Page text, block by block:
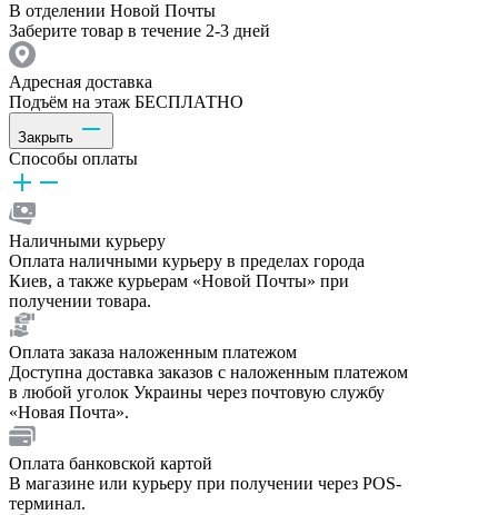
В отделении Новой Почты
Заберите товар в течение 2-3 дней
Адресная доставка
Подъём на этаж БЕСПЛАТНО
Закрыть
Способы оплаты
Наличными курьеру
Оплата наличными курьеру в пределах города
Киев, а также курьерам «Новой Почты» при
получении товара.
Оплата заказа наложенным платежом
Доступна доставка заказов с наложенным платежом
в любой уголок Украины через почтовую службу
«Новая Почта».
Оплата банковской картой
В магазине или курьеру при получении через POS-
терминал.